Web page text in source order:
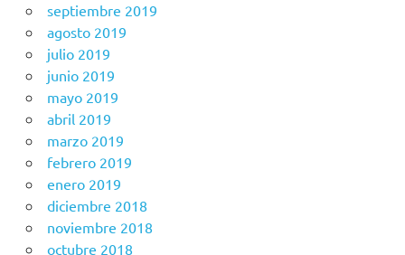
septiembre 2019
agosto 2019
julio 2019
junio 2019
mayo 2019
abril 2019
marzo 2019
febrero 2019
enero 2019
diciembre 2018
noviembre 2018
octubre 2018